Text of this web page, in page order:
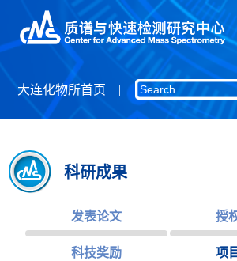
大连化物所首页
科研成果
发表论文 授
科技奖励 项